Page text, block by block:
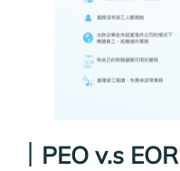
｜PEO v.s EOR